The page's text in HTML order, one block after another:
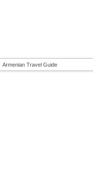
Armenian Travel Guide